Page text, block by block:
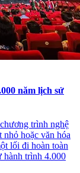
năm lịch sử
trình nghệ
hoặc văn hóa
lối đi hoàn toàn
hành trình 4.000